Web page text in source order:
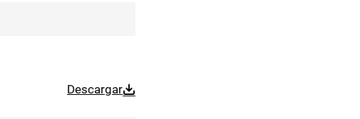
Descargar